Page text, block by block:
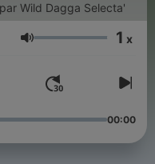
par Wild Dagga Selecta'
Volumen 1 x
00:00